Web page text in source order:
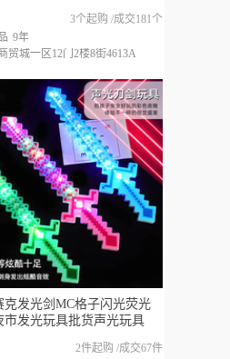
成交181个
3个起购 /
9年
贸城一区12门2楼8街4613A
克发光剑MC格子闪光荧光
市发光玩具批货声光玩具
成交67件
2件起购 /